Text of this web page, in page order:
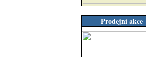
Prodejní akce